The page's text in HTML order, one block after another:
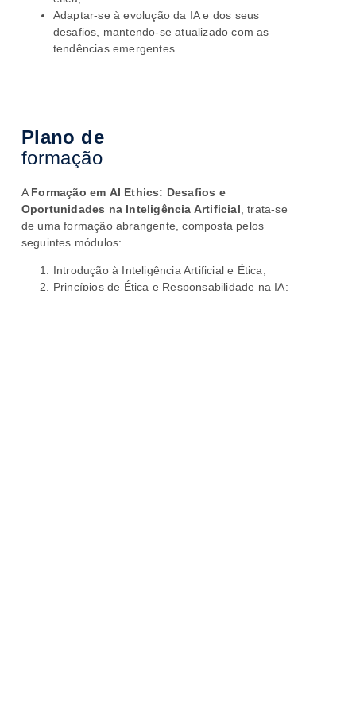
Adaptar-se à evolução da IA e dos seus
desafios, mantendo-se atualizado com as
tendências emergentes.
Plano de
formação
A Formação em AI Ethics: Desafios e
Oportunidades na Inteligência Artificial , trata-se
de uma formação abrangente, composta pelos
seguintes módulos:
Introdução à Inteligência Artificial e Ética;
Princípios de Ética e Responsabilidade na IA;